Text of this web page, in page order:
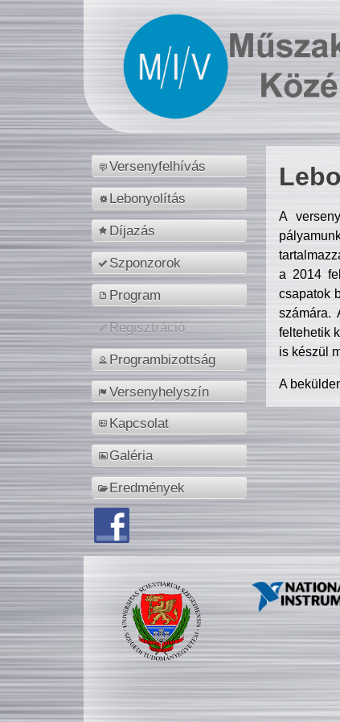
Versenyfelhívás
Lebonyolítás
Díjazás
Szponzorok
Program
Regisztráció
Programbizottság
Versenyhelyszín
Kapcsolat
Galéria
Eredmények
A
a 2014
csapatok
számára.
feltehetik
is készül
A